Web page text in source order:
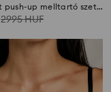
Bordázott push-up melltartó szett 2 pack
2995HUF